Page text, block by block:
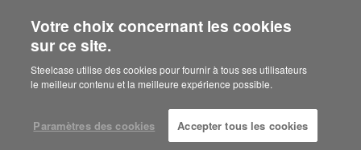
Are you in United States?
Would you like to see Products we sell in
your region?
English
Español
Votre choix concernant les cookies
sur ce site.
Steelcase utilise des cookies pour fournir à tous ses utilisateurs
le meilleur contenu et la meilleure expérience possible.
Paramètres des cookies Accepter tous les cookies